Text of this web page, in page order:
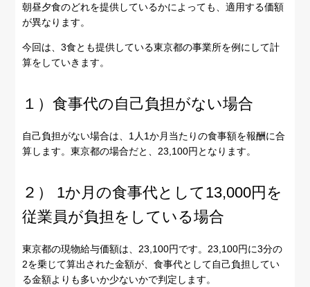
朝昼夕食のどれを提供しているかによっても、適用する価額
が異なります。
今回は、3食とも提供している東京都の事業所を例にして計
算をしていきます。
１）食事代の自己負担がない場合
自己負担がない場合は、1人1か月当たりの食事額を報酬に合
算します。東京都の場合だと、23,100円となります。
２） 1か月の食事代として13,000円を
従業員が負担をしている場合
東京都の現物給与価額は、23,100円です。23,100円に3分の
2を乗じて算出された金額が、食事代として自己負担してい
る金額よりも多いか少ないかで判定します。